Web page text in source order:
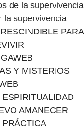
de la supervivencia
la supervivencia
PARA
Y MISTERIOS
ESPIRITUALIDAD
AMANECER
PRÁCTICA